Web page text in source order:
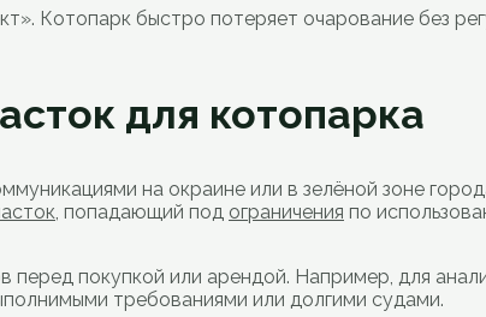
Котопарк быстро потеряет очарование без
для котопарка
на окраине или в зелёной зоне
, попадающий под ограничения по
перед покупкой или арендой. Например, для
требованиями или долгими судами.